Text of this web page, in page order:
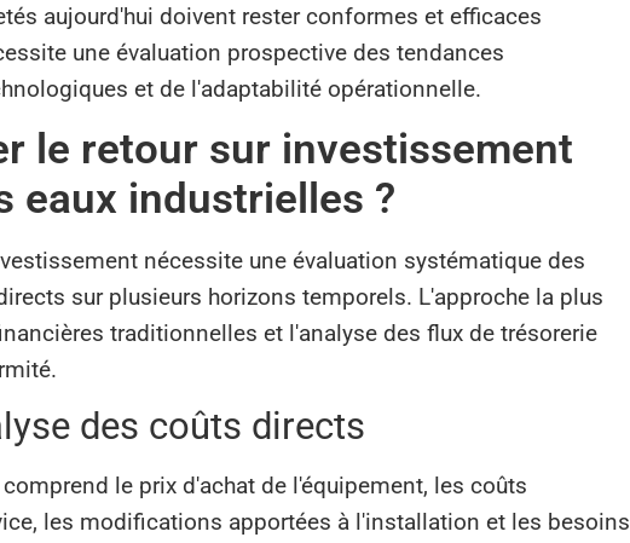
aujourd'hui doivent rester conformes et efficaces
une évaluation prospective des tendances
et de l'adaptabilité opérationnelle.
le retour sur investissement
eaux industrielles ?
nécessite une évaluation systématique des
sur plusieurs horizons temporels. L'approche la plus
traditionnelles et l'analyse des flux de trésorerie
des coûts directs
comprend le prix d'achat de l'équipement, les coûts
les modifications apportées à l'installation et les besoins